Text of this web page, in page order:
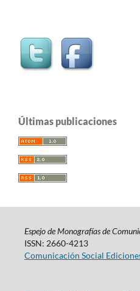
Últimas publicaciones
Espejo de Monografías de
ISSN: 2660-4213
Comunicación Social